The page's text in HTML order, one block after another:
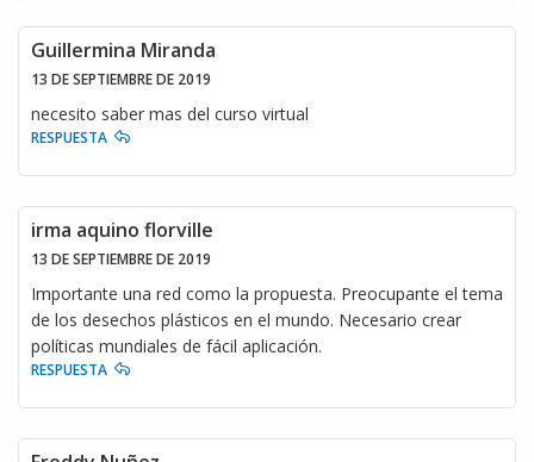
Guillermina Miranda
13 DE SEPTIEMBRE DE 2019
necesito saber mas del curso virtual
RESPUESTA
irma aquino florville
13 DE SEPTIEMBRE DE 2019
Importante una red como la propuesta. Preocupante el tema
de los desechos plásticos en el mundo. Necesario crear
políticas mundiales de fácil aplicación.
RESPUESTA